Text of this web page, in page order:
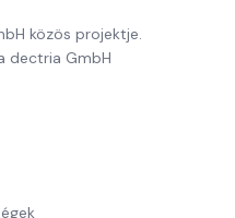
közös projektje.
dectria GmbH